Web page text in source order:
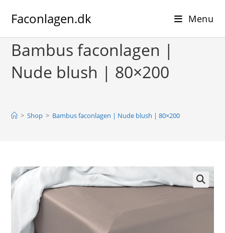
Faconlagen.dk Menu
Bambus faconlagen |
Nude blush | 80×200
> Shop > Bambus faconlagen | Nude blush | 80×200